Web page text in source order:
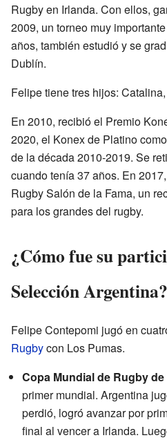
Rugby en Irlanda. Con ellos,
2009, un torneo muy
años, también estudió y se
Dublín.
Felipe tiene tres hijos:
En 2010, recibió el Premio
2020, el Konex de Platino
de la década 2010-2019. Se
cuando tenía 37 años. En
Rugby Salón de la Fama, un
para los grandes del rugby.
¿Cómo fue su
Selección Argentina?
Felipe Contepomi jugó en
Rugbycon Los Pumas.
Copa Mundial de Rugby de
primer mundial. Argentina
perdió, logró avanzar por
final al vencer a Irlanda.